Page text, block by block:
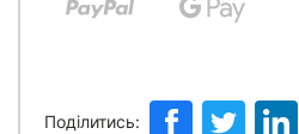
Поділитись: